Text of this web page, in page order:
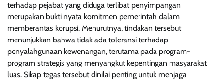
terhadap pejabat yang diduga terlibat penyimpangan
merupakan bukti nyata komitmen pemerintah dalam
memberantas korupsi. Menurutnya, tindakan tersebut
menunjukkan bahwa tidak ada toleransi terhadap
penyalahgunaan kewenangan, terutama pada program-
program strategis yang menyangkut kepentingan masyarakat
luas. Sikap tegas tersebut dinilai penting untuk menjaga